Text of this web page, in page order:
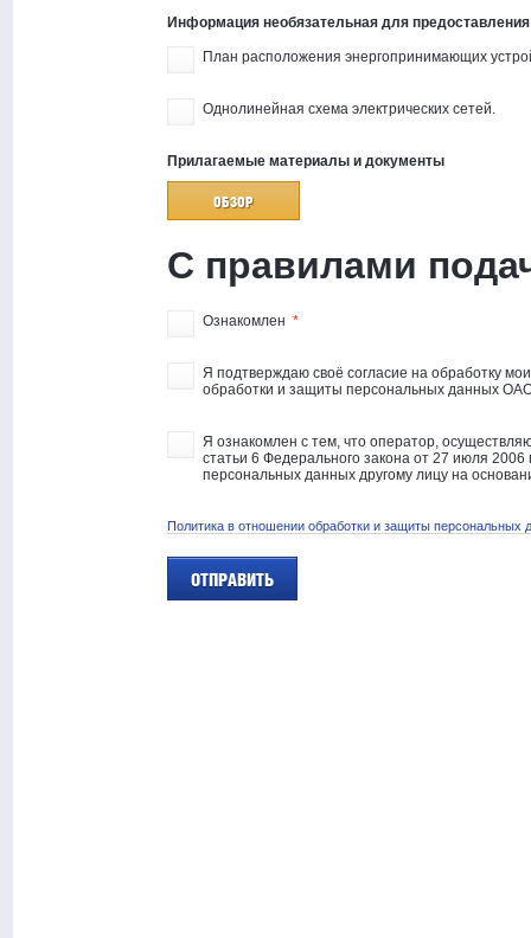
Информация необязательная для предоставления
План расположения энергопринимающих
Однолинейная схема электрических сетей.
Прилагаемые материалы и документы
ОБЗОР
С правилами
Ознакомлен *
Я подтверждаю своё согласие на обработку
обработки и защиты персональных данных
Я ознакомлен с тем, что оператор,
статьи 6 Федерального закона от 27 июля
персональных данных другому лицу на
Политика в отношении обработки и защиты персональных
ОТПРАВИТЬ